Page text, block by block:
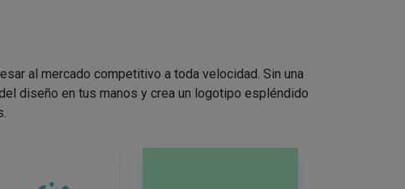
al mercado competitivo a toda velocidad. Sin una
diseño en tus manos y crea un logotipo espléndido